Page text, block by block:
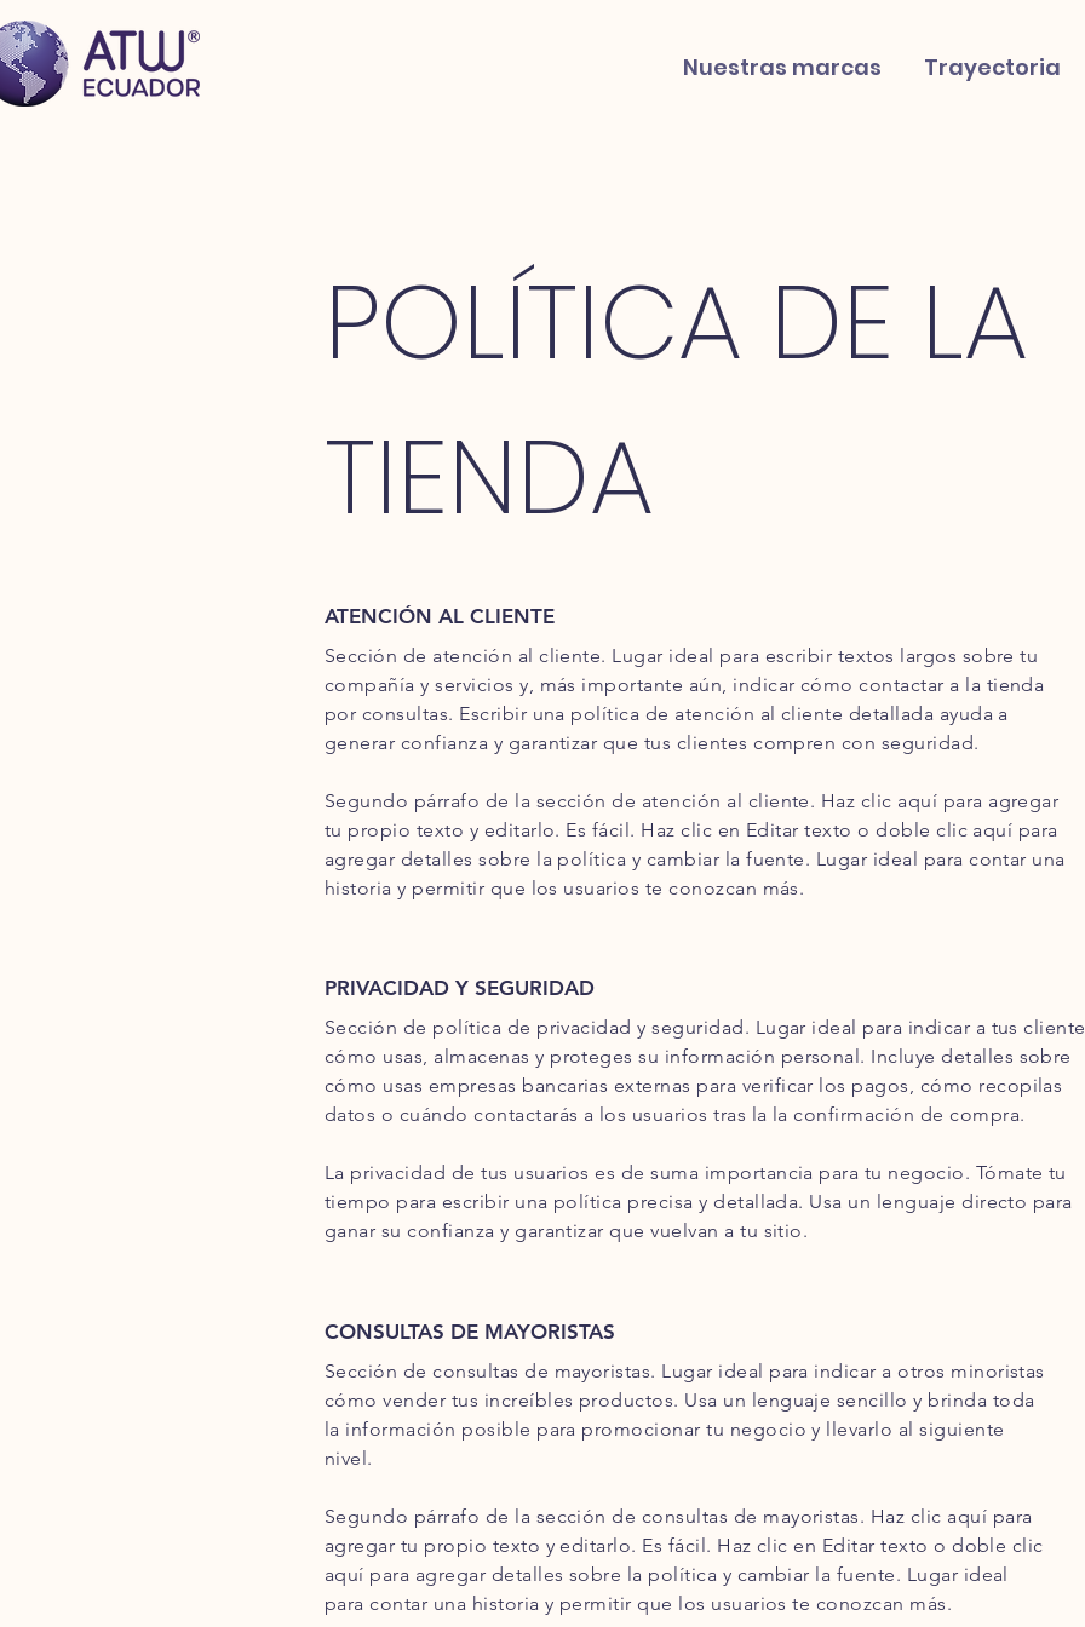
Nuestras marcas Trayectoria
POLÍTICA DE LA
TIENDA
ATENCIÓN AL CLIENTE
Sección de atención al cliente. Lugar ideal para escribir textos largos sobre tu
compañía y servicios y, más importante aún, indicar cómo contactar a la tienda
por consultas. Escribir una política de atención al cliente detallada ayuda a
generar confianza y garantizar que tus clientes compren con seguridad.
Segundo párrafo de la sección de atención al cliente. Haz clic aquí para agregar
tu propio texto y editarlo. Es fácil. Haz clic en Editar texto o doble clic aquí para
agregar detalles sobre la política y cambiar la fuente. Lugar ideal para contar una
historia y permitir que los usuarios te conozcan más.
PRIVACIDAD Y SEGURIDAD
Sección de política de privacidad y seguridad. Lugar ideal para indicar a tus
cómo usas, almacenas y proteges su información personal. Incluye detalles sobre
cómo usas empresas bancarias externas para verificar los pagos, cómo recopilas
datos o cuándo contactarás a los usuarios tras la la confirmación de compra.
La privacidad de tus usuarios es de suma importancia para tu negocio. Tómate tu
tiempo para escribir una política precisa y detallada. Usa un lenguaje directo para
ganar su confianza y garantizar que vuelvan a tu sitio.
CONSULTAS DE MAYORISTAS
Sección de consultas de mayoristas. Lugar ideal para indicar a otros minoristas
cómo vender tus increíbles productos. Usa un lenguaje sencillo y brinda toda
la información posible para promocionar tu negocio y llevarlo al siguiente
nivel.
Segundo párrafo de la sección de consultas de mayoristas. Haz clic aquí para
agregar tu propio texto y editarlo. Es fácil. Haz clic en Editar texto o doble clic
aquí para agregar detalles sobre la política y cambiar la fuente. Lugar ideal
para contar una historia y permitir que los usuarios te conozcan más.